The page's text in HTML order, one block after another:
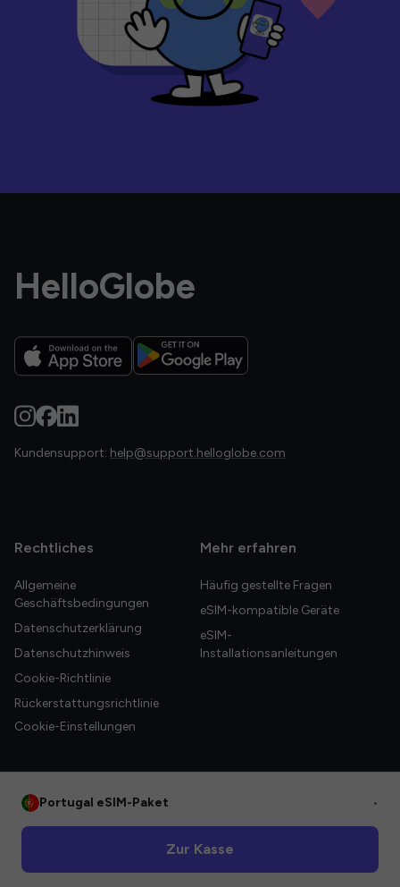
HelloGlobe
Kundensupport: help@support.helloglobe.com
Rechtliches
Allgemeine
Geschäftsbedingungen
Datenschutzerklärung
Datenschutzhinweis
Cookie-Richtlinie
Rückerstattungsrichtlinie
Cookie-Einstellungen
Mehr erfahren
Häufig gestellte Fragen
eSIM-kompatible Geräte
eSIM-
Installationsanleitungen
Portugal eSIM-Paket •
Zur Kasse